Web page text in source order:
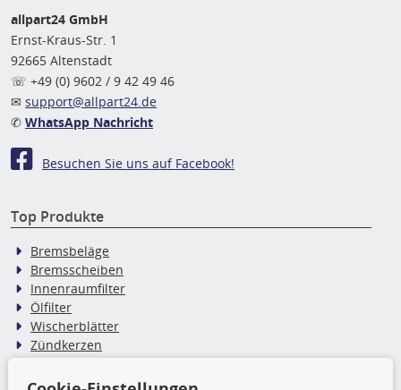
allpart24 GmbH
Ernst-Kraus-Str. 1
92665 Altenstadt
☏ +49 (0) 9602 / 9 42 49 46
✉ support@allpart24.de
✆ WhatsApp Nachricht
Besuchen Sie uns auf Facebook!
Top Produkte
Bremsbeläge
Bremsscheiben
Innenraumfilter
Ölfilter
Wischerblätter
Zündkerzen